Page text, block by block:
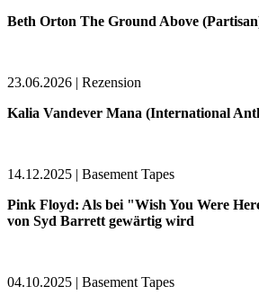
Beth Orton The Ground Above
23.06.2026 | Rezension
Kalia Vandever Mana (International
14.12.2025 | Basement Tapes
Pink Floyd: Als bei "Wish You Were
von Syd Barrett gewärtig wird
04.10.2025 | Basement Tapes